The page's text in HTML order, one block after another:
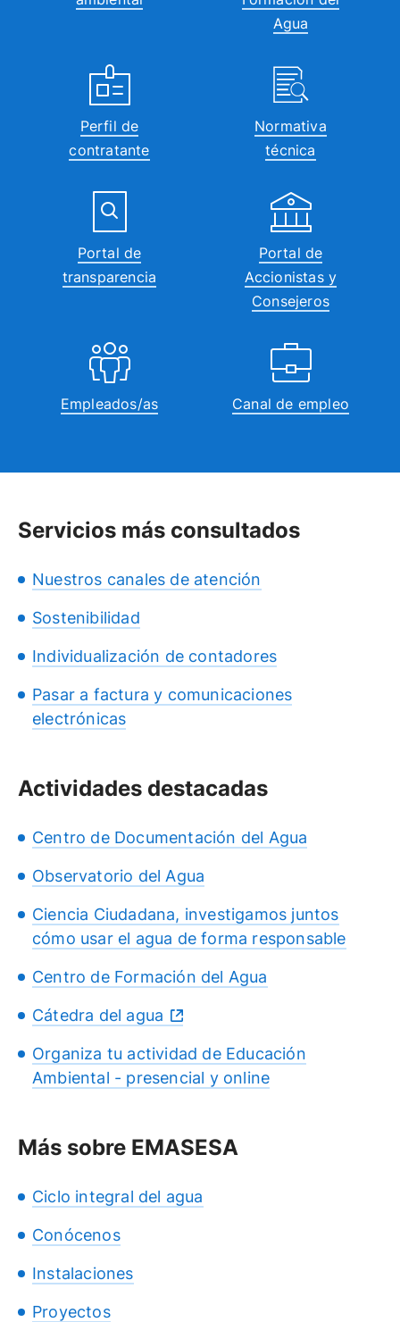
Agua
Perfil de
contratante
Normativa
técnica
Portal de
transparencia
Portal de
Accionistas y
Consejeros
Empleados/as Canal de empleo
Servicios más consultados
Nuestros canales de atención
Sostenibilidad
Individualización de contadores
Pasar a factura y comunicaciones
electrónicas
Actividades destacadas
Centro de Documentación del Agua
Observatorio del Agua
Ciencia Ciudadana, investigamos juntos
cómo usar el agua de forma responsable
Centro de Formación del Agua
Cátedra del agua
Organiza tu actividad de Educación
Ambiental - presencial y online
Más sobre EMASESA
Ciclo integral del agua
Conócenos
Instalaciones
Proyectos